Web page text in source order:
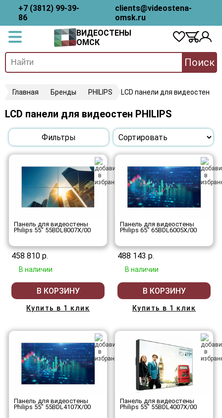
+7 (3812) 99-39-
86
clients@videostena-
omsk.ru
ВИДЕОСТЕНЫ
ОМСК
Поиск
Главная Бренды PHILIPS LCD панели для видеостен
LCD панели для видеостен PHILIPS
Фильтры
Панель для видеостены
Philips 55" 55BDL8007X/00
458 810 р.
В наличии
В КОРЗИНУ
Купить в 1 клик
Панель для видеостены
Philips 65" 65BDL6005X/00
488 143 р.
В наличии
В КОРЗИНУ
Купить в 1 клик
Панель для видеостены
Philips 55" 55BDL4107X/00
Панель для видеостены
Philips 55" 55BDL4007X/00